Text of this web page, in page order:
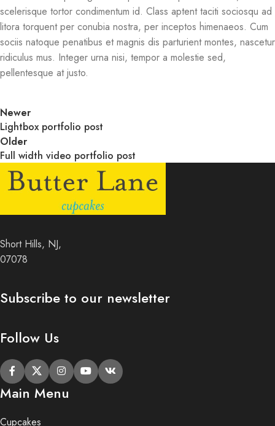
scelerisque tortor condimentum id. Class aptent taciti sociosqu ad
litora torquent per conubia nostra, per inceptos himenaeos. Cum
sociis natoque penatibus et magnis dis parturient montes, nascetur
ridiculus mus. Integer urna nisi, tempor a molestie sed,
pellentesque at justo.
Newer
Lightbox portfolio post
Older
Full width video portfolio post
Short Hills, NJ,
07078
Subscribe to our newsletter
Follow Us
Main Menu
Cupcakes